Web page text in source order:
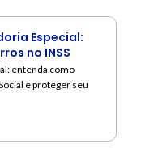
Especial:
no INSS
entenda como
e proteger seu